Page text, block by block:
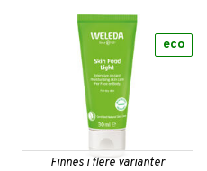
Finnes i flere varianter
eco